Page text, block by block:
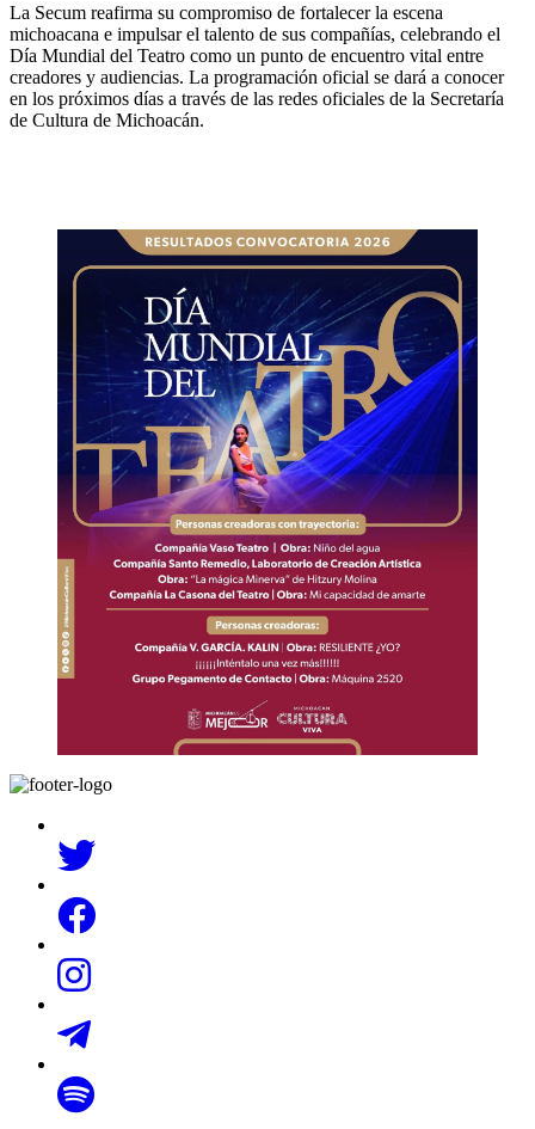
La Secum reafirma su compromiso de fortalecer la escena
michoacana e impulsar el talento de sus compañías, celebrando el
Día Mundial del Teatro como un punto de encuentro vital entre
creadores y audiencias. La programación oficial se dará a conocer
en los próximos días a través de las redes oficiales de la Secretaría
de Cultura de Michoacán.